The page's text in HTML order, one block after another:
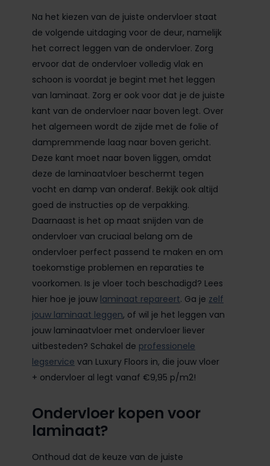
Na het kiezen van de juiste ondervloer staat
de volgende uitdaging voor de deur, namelijk
het correct leggen van de ondervloer. Zorg
ervoor dat de ondervloer volledig vlak en
schoon is voordat je begint met het leggen
van laminaat. Zorg er ook voor dat je de juiste
kant van de ondervloer naar boven legt. Over
het algemeen wordt de zijde met de folie of
dampremmende laag naar boven gericht.
Deze kant moet naar boven liggen, omdat
deze de laminaatvloer beschermt tegen
vocht en damp van onderaf. Bekijk ook altijd
goed de instructies op de verpakking.
Daarnaast is het op maat snijden van de
ondervloer van cruciaal belang om de
ondervloer perfect passend te maken en om
toekomstige problemen en reparaties te
voorkomen. Is je vloer toch beschadigd? Lees
hier hoe je jouw laminaat repareert. Ga je zelf
jouw laminaat leggen, of wil je het leggen van
jouw laminaatvloer met ondervloer liever
uitbesteden? Schakel de professionele
legservice van Luxury Floors in, die jouw vloer
+ ondervloer al legt vanaf €9,95 p/m2!
Ondervloer kopen voor
laminaat?
Onthoud dat de keuze van de juiste